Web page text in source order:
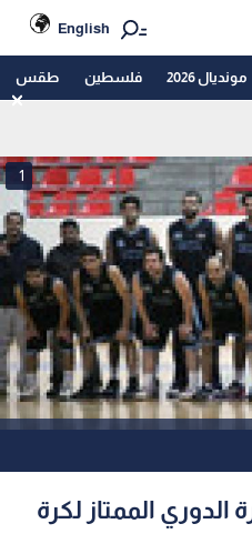
English
مونديال 2026 فلسطين طقس
1
الدوري الممتاز لكرة